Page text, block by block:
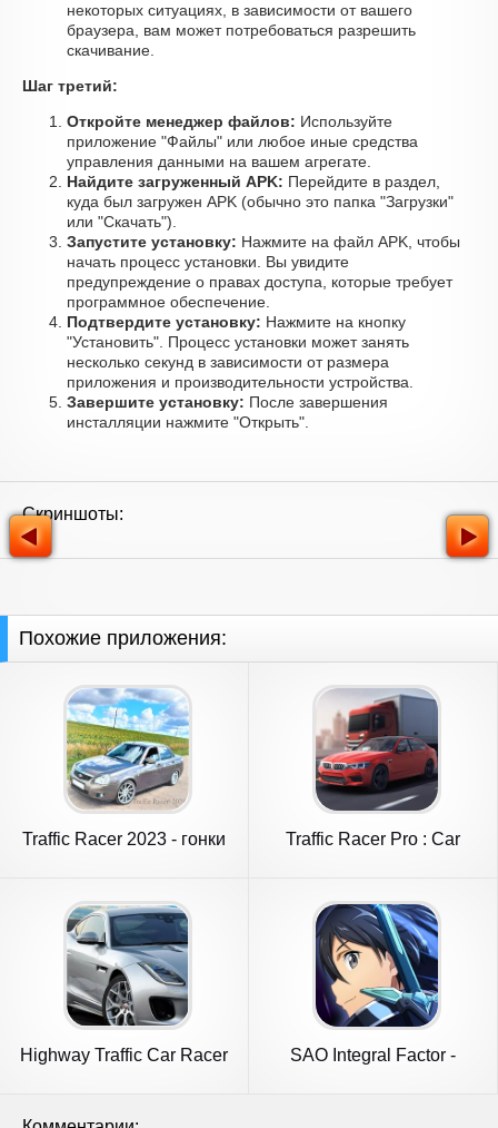
некоторых ситуациях, в зависимости от вашего
браузера, вам может потребоваться разрешить
скачивание.
Шаг третий:
Откройте менеджер файлов: Используйте
приложение "Файлы" или любое иные средства
управления данными на вашем агрегате.
Найдите загруженный APK: Перейдите в раздел,
куда был загружен APK (обычно это папка "Загрузки"
или "Скачать").
Запустите установку: Нажмите на файл APK, чтобы
начать процесс установки. Вы увидите
предупреждение о правах доступа, которые требует
программное обеспечение.
Подтвердите установку: Нажмите на кнопку
"Установить". Процесс установки может занять
несколько секунд в зависимости от размера
приложения и производительности устройства.
Завершите установку: После завершения
инсталляции нажмите "Открыть".
Скриншоты:
Похожие приложения:
Traffic Racer 2023 - гонки
Traffic Racer Pro : Car
Highway Traffic Car Racer
SAO Integral Factor -